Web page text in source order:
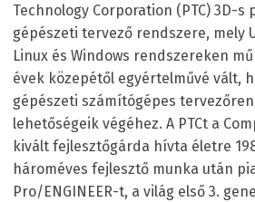
Technology Corporation (PTC) 3D-s
gépészeti tervező rendszere, mely
Linux és Windows rendszereken
évek közepétől egyértelművé vált,
gépészeti számítógépes
lehetőségeik végéhez. A PTCt a
kivált fejlesztőgárda hívta életre
hároméves fejlesztő munka után
Pro/ENGINEER-t, a világ első 3.